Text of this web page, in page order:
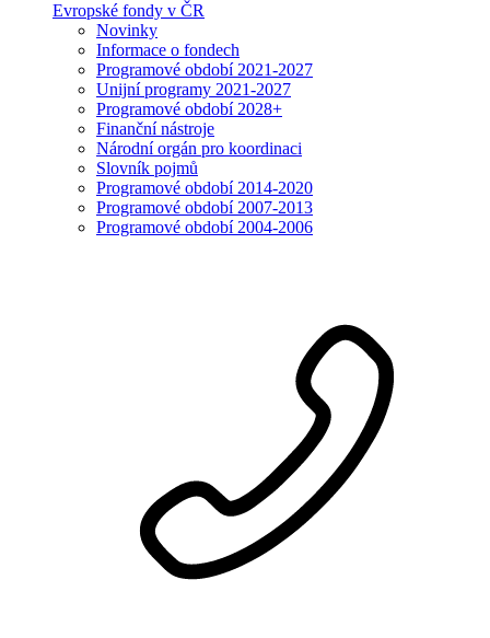
Evropské fondy v ČR
Novinky
Informace o fondech
Programové období 2021-2027
Unijní programy 2021-2027
Programové období 2028+
Finanční nástroje
Národní orgán pro koordinaci
Slovník pojmů
Programové období 2014-2020
Programové období 2007-2013
Programové období 2004-2006